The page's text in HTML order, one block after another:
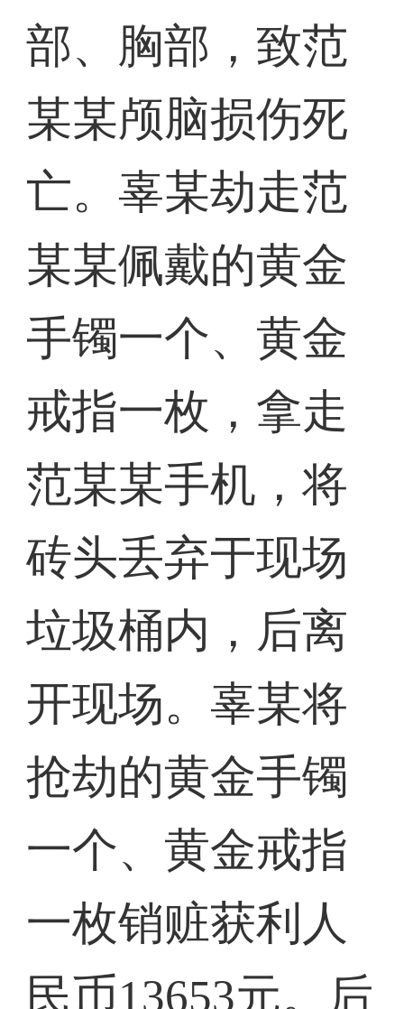
部、胸部，致范
某某颅脑损伤死
亡。辜某劫走范
某某佩戴的黄金
手镯一个、黄金
戒指一枚，拿走
范某某手机，将
砖头丢弃于现场
垃圾桶内，后离
开现场。辜某将
抢劫的黄金手镯
一个、黄金戒指
一枚销赃获利人
民币13653元。后